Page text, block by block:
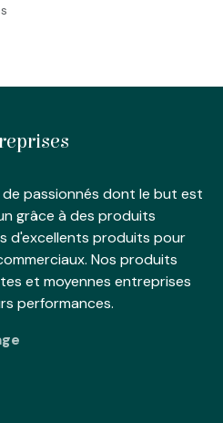
passionnés dont le but est
grâce à des produits
d'excellents produits pour
Nos produits
et moyennes entreprises
performances.